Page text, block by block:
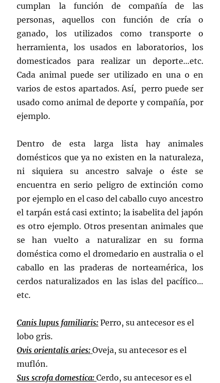
cumplan la función de compañía de las
personas, aquellos con función de cría o
ganado, los utilizados como transporte o
herramienta, los usados en laboratorios, los
domesticados para realizar un deporte…etc.
Cada animal puede ser utilizado en una o en
varios de estos apartados. Así, perro puede ser
usado como animal de deporte y compañía, por
ejemplo.
Dentro de esta larga lista hay animales
domésticos que ya no existen en la naturaleza,
ni siquiera su ancestro salvaje o éste se
encuentra en serio peligro de extinción como
por ejemplo en el caso del caballo cuyo ancestro
el tarpán está casi extinto; la isabelita del japón
es otro ejemplo. Otros presentan animales que
se han vuelto a naturalizar en su forma
doméstica como el dromedario en australia o el
caballo en las praderas de norteamérica, los
cerdos naturalizados en las islas del pacífico…
etc.
Canis lupus familiaris: Perro, su antecesor es el
lobo gris.
Ovis orientalis aries: Oveja, su antecesor es el
muflón.
Sus scrofa domestica:Cerdo, su antecesor es el